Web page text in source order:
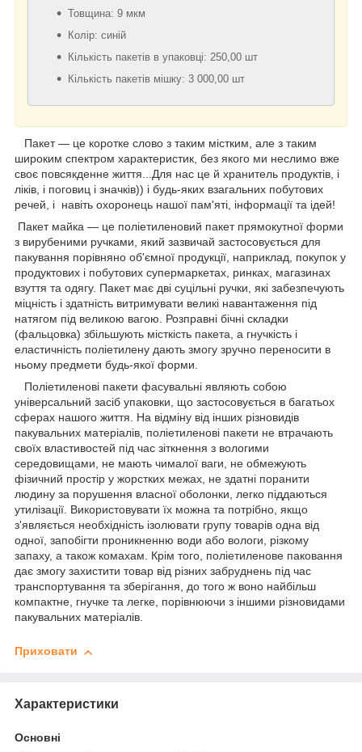
Товщина: 9 мкм
Колір: синій
Кількість пакетів в упаковці: 250,00 шт
Кількість пакетів мішку: 3 000,00 шт
Пакет — це коротке слово з таким містким, але з таким
широким спектром характеристик, без якого ми неслимо вже
своє повсякденне життя...Для нас це й хранитель продуктів, і
ліків, і поговиц і значків)) і будь-яких взагальних побутових
речей, і навіть охоронець нашої пам'яті, інформації та ідей!
Пакет майка — це поліетиленовий пакет прямокутної форми
з вирубеними ручками, який зазвичай застосовується для
пакування порівняно об'ємної продукції, наприклад, покупок у
продуктових і побутових супермаркетах, ринках, магазинах
взуття та одягу. Пакет має дві суцільні ручки, які забезпечують
міцність і здатність витримувати великі навантаження під
натягом під великою вагою. Розправні бічні складки
(фальцовка) збільшують місткість пакета, а гнучкість і
еластичність поліетилену дають змогу зручно переносити в
ньому предмети будь-якої форми.
Поліетиленові пакети фасувальні являють собою
універсальний засіб упаковки, що застосовується в багатьох
сферах нашого життя. На відміну від інших різновидів
пакувальних матеріалів, поліетиленові пакети не втрачають
своїх властивостей під час зіткнення з вологими
середовищами, не мають чималої ваги, не обмежують
фізичний простір у жорстких межах, не здатні поранити
людину за порушення власної оболонки, легко піддаються
утилізації. Використовувати їх можна та потрібно, якщо
з'являється необхідність ізолювати групу товарів одна від
одної, запобігти проникненню води або вологи, різкому
запаху, а також комахам. Крім того, поліетиленове паковання
дає змогу захистити товар від різних забруднень під час
транспортування та зберігання, до того ж воно найбільш
компактне, гнучке та легке, порівнюючи з іншими різновидами
пакувальних матеріалів.
Приховати
Характеристики
Основні